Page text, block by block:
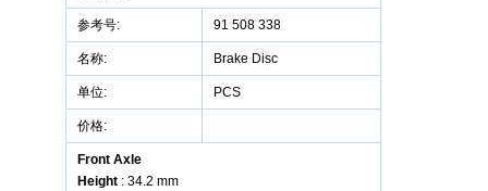
参考号: 91 508 338
名称: Brake Disc
单位: PCS
价格:
Front Axle
Height : 34.2 mm